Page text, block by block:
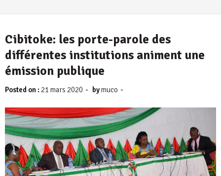
Cibitoke: les porte-parole des
différentes institutions animent une
émission publique
Posted on : 21 mars 2020 - bymuco -